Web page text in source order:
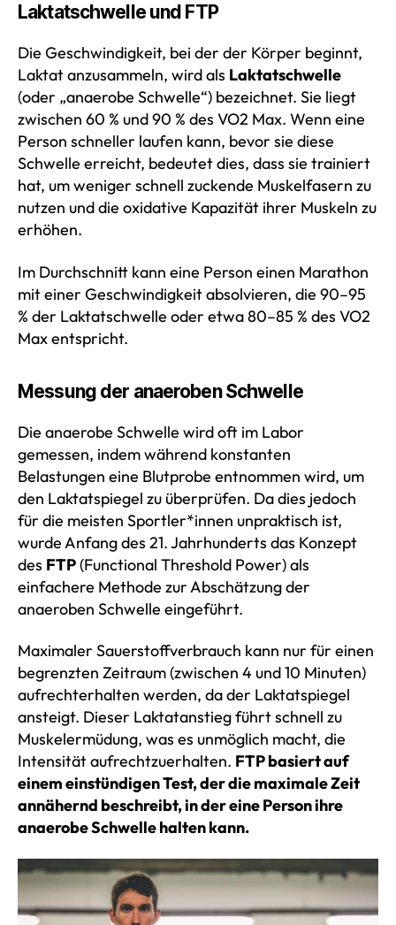
Laktatschwelle und FTP
Die Geschwindigkeit, bei der der Körper beginnt,
Laktat anzusammeln, wird als Laktatschwelle
(oder „anaerobe Schwelle“) bezeichnet. Sie liegt
zwischen 60 % und 90 % des VO2 Max. Wenn eine
Person schneller laufen kann, bevor sie diese
Schwelle erreicht, bedeutet dies, dass sie trainiert
hat, um weniger schnell zuckende Muskelfasern zu
nutzen und die oxidative Kapazität ihrer Muskeln zu
erhöhen.
Im Durchschnitt kann eine Person einen Marathon
mit einer Geschwindigkeit absolvieren, die 90–95
% der Laktatschwelle oder etwa 80–85 % des VO2
Max entspricht.
Messung der anaeroben Schwelle
Die anaerobe Schwelle wird oft im Labor
gemessen, indem während konstanten
Belastungen eine Blutprobe entnommen wird, um
den Laktatspiegel zu überprüfen. Da dies jedoch
für die meisten Sportler*innen unpraktisch ist,
wurde Anfang des 21. Jahrhunderts das Konzept
des FTP(Functional Threshold Power) als
einfachere Methode zur Abschätzung der
anaeroben Schwelle eingeführt.
Maximaler Sauerstoffverbrauch kann nur für einen
begrenzten Zeitraum (zwischen 4 und 10 Minuten)
aufrechterhalten werden, da der Laktatspiegel
ansteigt. Dieser Laktatanstieg führt schnell zu
Muskelermüdung, was es unmöglich macht, die
Intensität aufrechtzuerhalten. FTP basiert auf
einem einstündigen Test, der die maximale Zeit
annähernd beschreibt, in der eine Person ihre
anaerobe Schwelle halten kann.